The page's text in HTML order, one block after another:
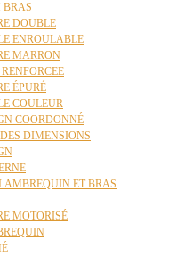
BRAS
DOUBLE
ENROULABLE
MARRON
ÉPURÉ
COULEUR
COORDONNÉ
DIMENSIONS
ET BRAS
MOTORISÉ